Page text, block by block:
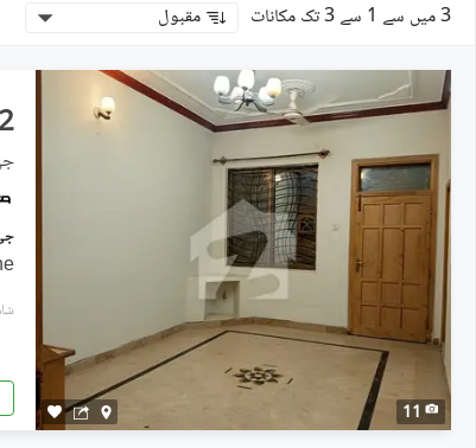
3 میں سے 1 سے 3 تک مکانات مقبول
11
جی ۔